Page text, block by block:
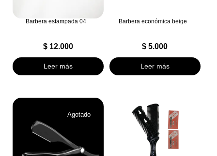
Barbera estampada 04
$12.000
Leer más
Barbera económica beige
$ 5.000
Leer más
Agotado